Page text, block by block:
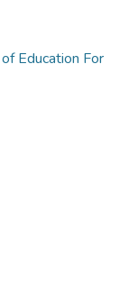
of Education For